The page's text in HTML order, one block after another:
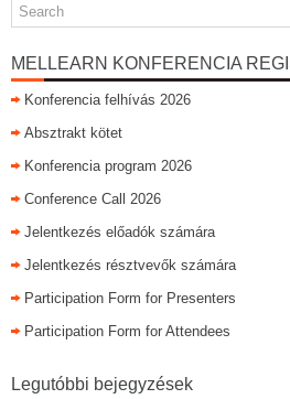
MELLEARN KONFERENCIA
Konferencia felhívás 2026
Absztrakt kötet
Konferencia program 2026
Conference Call 2026
Jelentkezés előadók számára
Jelentkezés résztvevők számára
Participation Form for Presenters
Participation Form for Attendees
Legutóbbi bejegyzések